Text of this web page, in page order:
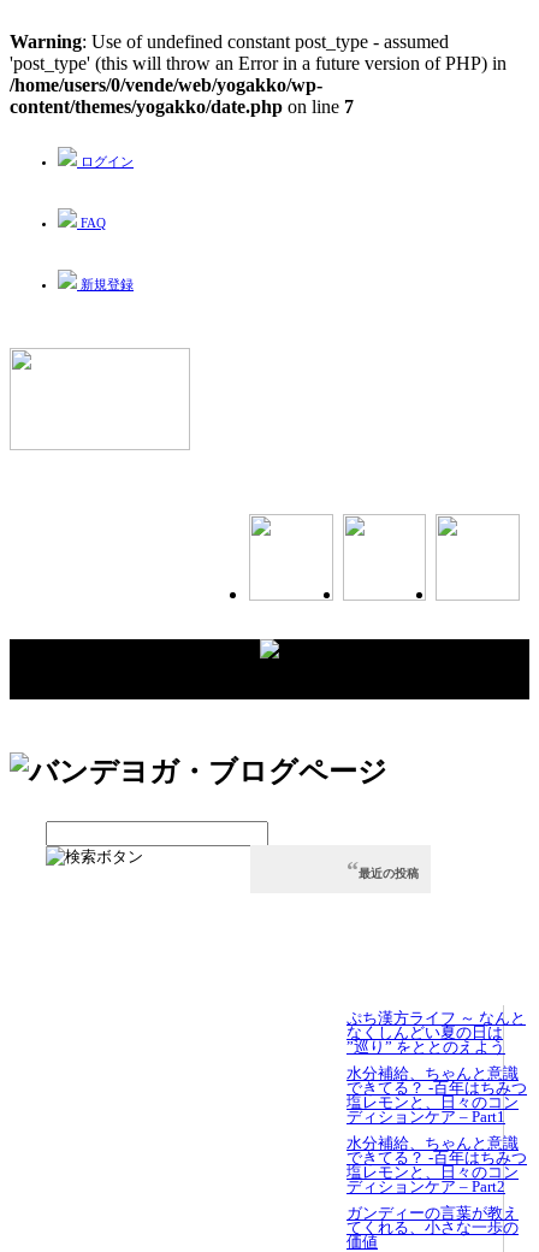
Warning: Use of undefined constant post_type - assumed
'post_type' (this will throw an Error in a future version of PHP) in
/home/users/0/vende/web/yogakko/wp-
content/themes/yogakko/date.php on line 7
ログイン
FAQ
新規登録
最近の投稿
ぷち漢方ライフ ～ なんと
なくしんどい夏の日は
”巡り” をととのえよう
⽔分補給、ちゃんと意識
できてる？ -百年はちみつ
塩レモンと、⽇々のコン
ディションケア – Part1
⽔分補給、ちゃんと意識
できてる？ -百年はちみつ
塩レモンと、⽇々のコン
ディションケア – Part2
ガンディーの言葉が教え
てくれる、小さな一歩の
価値